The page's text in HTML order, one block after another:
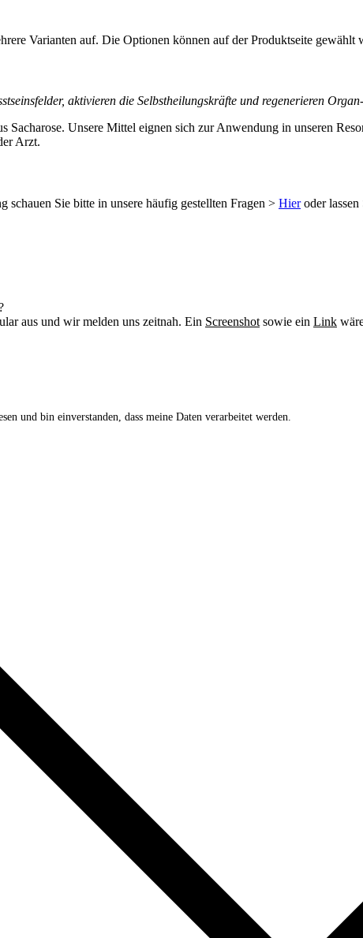
Varianten auf. Die Optionen können auf der Produktseite gewählt
aktivieren die Selbstheilungskräfte und regenerieren
Sacharose. Unsere Mittel eignen sich zur Anwendung in unseren
Arzt.
Sie bitte in unsere häufig gestellten Fragen > Hieroder lassen
aus und wir melden uns zeitnah. Ein Screenshot sowie ein Link
und bin einverstanden, dass meine Daten verarbeitet werden.